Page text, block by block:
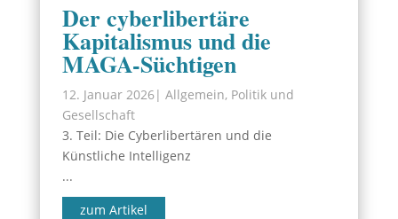
Der cyberlibertäre
Kapitalismus und die
MAGA-Süchtigen
12. Januar 2026| Allgemein, Politik und
Gesellschaft
3. Teil: Die Cyberlibertären und die
Künstliche Intelligenz
...
zum Artikel